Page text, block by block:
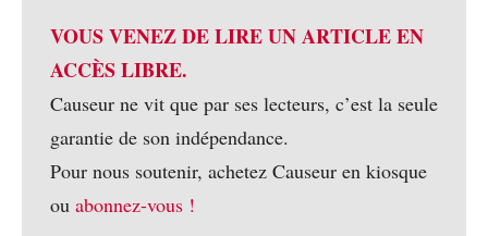
VOUS VENEZ DE LIRE UN ARTICLE EN
ACCÈS LIBRE.
Causeur ne vit que par ses lecteurs, c’est la seule
garantie de son indépendance.
Pour nous soutenir, achetez Causeur en kiosque
ou abonnez-vous !